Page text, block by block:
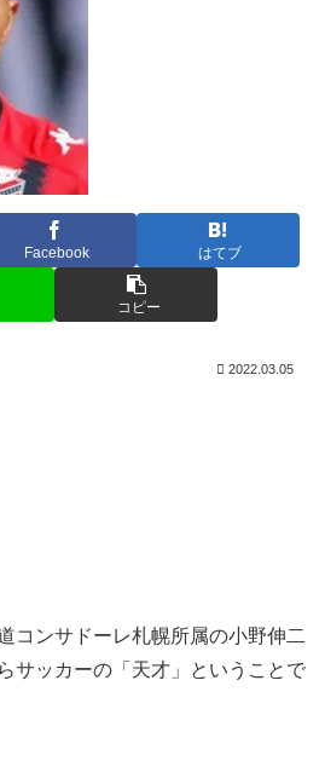
Facebook はてブ
コピー
2022.03.05
コンサドーレ札幌所属の小野伸二
サッカーの「天才」ということで